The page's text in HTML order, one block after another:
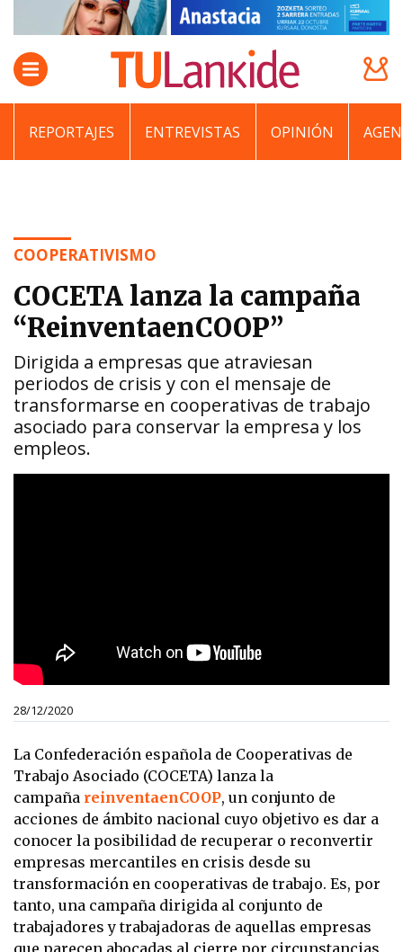
REPORTAJES ENTREVISTAS OPINIÓN
COOPERATIVISMO
COCETA lanza la campaña
“ReinventaenCOOP”
Dirigida a empresas que atraviesan
periodos de crisis y con el mensaje de
transformarse en cooperativas de trabajo
asociado para conservar la empresa y los
empleos.
28/12/2020
La Confederación española de Cooperativas de
Trabajo Asociado (COCETA) lanza la
campaña reinventaenCOOP, un conjunto de
acciones de ámbito nacional cuyo objetivo es dar a
conocer la posibilidad de recuperar o reconvertir
empresas mercantiles en crisis desde su
transformación en cooperativas de trabajo. Es, por
tanto, una campaña dirigida al conjunto de
trabajadores y trabajadoras de aquellas empresas
que parecen abocadas al cierre por circunstancias